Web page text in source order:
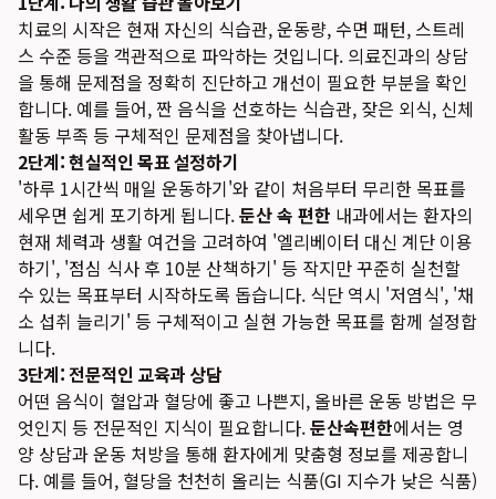
치료의 시작은 현재 자신의 식습관, 운동량, 수면 패턴, 스트레
스 수준 등을 객관적으로 파악하는 것입니다. 의료진과의 상담
을 통해 문제점을 정확히 진단하고 개선이 필요한 부분을 확인
합니다. 예를 들어, 짠 음식을 선호하는 식습관, 잦은 외식, 신체
활동 부족 등 구체적인 문제점을 찾아냅니다.
2단계: 현실적인 목표 설정하기
'하루 1시간씩 매일 운동하기'와 같이 처음부터 무리한 목표를
세우면 쉽게 포기하게 됩니다.둔산 속 편한 내과에서는 환자의
현재 체력과 생활 여건을 고려하여 '엘리베이터 대신 계단 이용
하기', '점심 식사 후 10분 산책하기' 등 작지만 꾸준히 실천할
수 있는 목표부터 시작하도록 돕습니다. 식단 역시 '저염식', '채
소 섭취 늘리기' 등 구체적이고 실현 가능한 목표를 함께 설정합
니다.
3단계: 전문적인 교육과 상담
어떤 음식이 혈압과 혈당에 좋고 나쁜지, 올바른 운동 방법은 무
엇인지 등 전문적인 지식이 필요합니다.둔산속편한에서는 영
양 상담과 운동 처방을 통해 환자에게 맞춤형 정보를 제공합니
다. 예를 들어, 혈당을 천천히 올리는 식품(GI 지수가 낮은 식품)